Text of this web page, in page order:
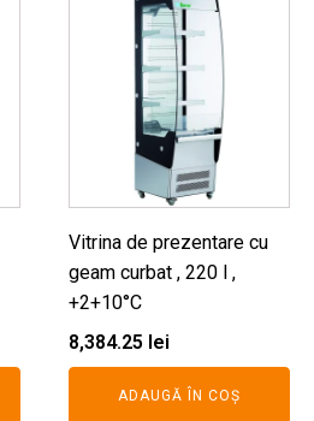
Vitrina de prezentare cu
geam curbat , 220 l ,
+2+10°C
8,384.25 lei
ADAUGĂ ÎN COȘ